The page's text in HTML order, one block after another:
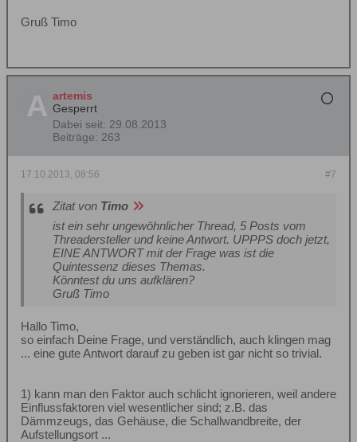
Gruß Timo
artemis
Gesperrt
Dabei seit: 29.08.2013
Beiträge: 263
#7
17.10.2013, 08:56
Zitat von Timo
ist ein sehr ungewöhnlicher Thread, 5 Posts vom
Threadersteller und keine Antwort. UPPPS doch jetzt,
EINE ANTWORT mit der Frage was ist die
Quintessenz dieses Themas.
Könntest du uns aufklären?
Gruß Timo
Hallo Timo,
so einfach Deine Frage, und verständlich, auch klingen mag
... eine gute Antwort darauf zu geben ist gar nicht so trivial.
1) kann man den Faktor auch schlicht ignorieren, weil andere
Einflussfaktoren viel wesentlicher sind; z.B. das
Dämmzeugs, das Gehäuse, die Schallwandbreite, der
Aufstellungsort ...